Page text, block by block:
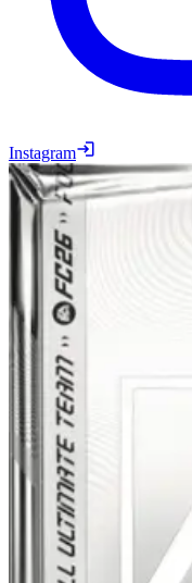
Instagram